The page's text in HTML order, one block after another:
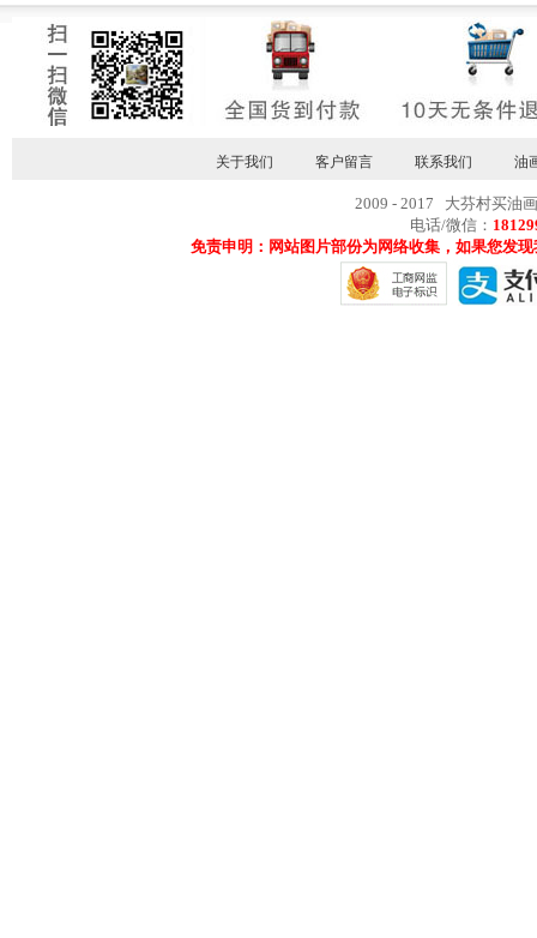
关于我们 客户留言 联系我们 油
2009 - 2017 大芬村买油
电话/微信：
免责申明：网站图片部份为网络收集，如果您发